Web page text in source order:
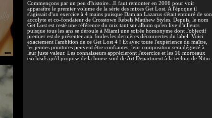
Commençons par un peu d'histoire...Il faut remonter en 2006 pour voir
apparaître le premier volume de la série des mixes Get Lost. A l'époque il
s'agissait d'un exercice à 4 mains puisque Damian Lazarus s'était entouré de son
accolyte et co-fondateur de Crosstown Rebels Matthew Styles. Depuis, le nom
Get Lost est resté une référence du mix tant sur album qu'en live d'ailleurs
puisque tous les ans se déroule à Miami une soirée homonyme dont l'objectif
premier est de présenter aux foules les dernières découvertes du label. Voici
exactement l'ambition de ce Get Lost 4 ! Et avec toute l'expérience du maître,
les jeunes pointures peuvent être confiantes, leur composition sera dégusté à
leur juste valeur. Les connaisseurs apprécieront l'exercice et les 10 morceaux
exclusifs qu'il propose de la house-soul de Art Department à la techno de Nitin.